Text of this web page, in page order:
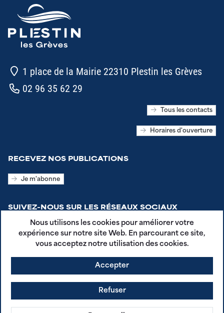
1 place de la Mairie 22310 Plestin les Grèves
02 96 35 62 29
Tous les contacts
Horaires d'ouverture
RECEVEZ NOS PUBLICATIONS
Je m'abonne
SUIVEZ-NOUS SUR LES RÉSEAUX SOCIAUX
Mentions légales
agdg.fr
Nous utilisons les cookies pour améliorer votre
expérience sur notre site Web. En parcourant ce site,
vous acceptez notre utilisation des cookies.
Accepter
Refuser